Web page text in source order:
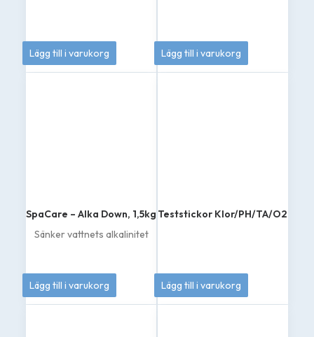
189kr
Lägg till i varukorg 139kr
Lägg till i varukorg
SpaCare – Alka Down, 1,5kg
Sänker vattnets alkalinitet
165kr
Lägg till i varukorg
Teststickor Klor/PH/TA/O2
179kr
Lägg till i varukorg